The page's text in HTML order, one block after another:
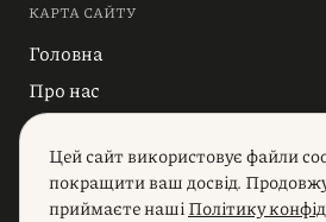
КАРТА САЙТУ
Головна
Про нас
Блог
Індустрії
Послуги
Цей сайт використовує файли
покращити ваш досвід.
приймаєте нашіПолітику